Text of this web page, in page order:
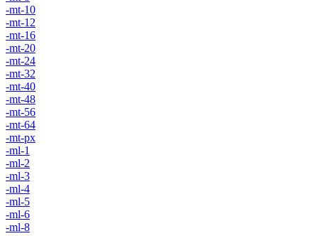
-mt-10
-mt-12
-mt-16
-mt-20
-mt-24
-mt-32
-mt-40
-mt-48
-mt-56
-mt-64
-mt-px
-ml-1
-ml-2
-ml-3
-ml-4
-ml-5
-ml-6
-ml-8